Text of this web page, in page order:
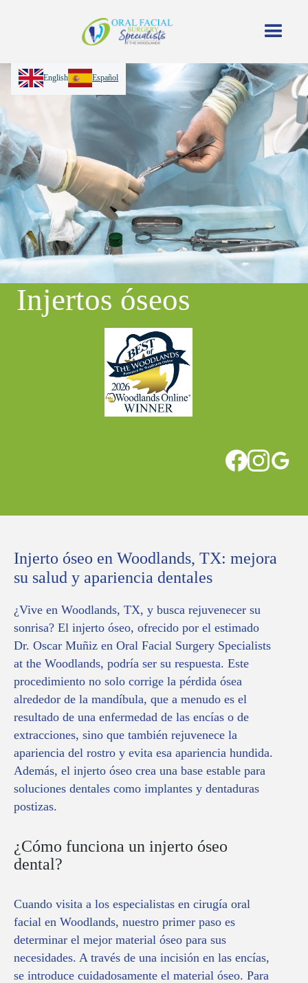
English Español
Injertos óseos
Injerto óseo en Woodlands, TX: mejora
su salud y apariencia dentales
¿Vive en Woodlands, TX, y busca rejuvenecer su
sonrisa? El injerto óseo, ofrecido por el estimado
Dr. Oscar Muñiz en Oral Facial Surgery Specialists
at the Woodlands, podría ser su respuesta. Este
procedimiento no solo corrige la pérdida ósea
alrededor de la mandíbula, que a menudo es el
resultado de una enfermedad de las encías o de
extracciones, sino que también rejuvenece la
apariencia del rostro y evita esa apariencia hundida.
Además, el injerto óseo crea una base estable para
soluciones dentales como implantes y dentaduras
postizas.
¿Cómo funciona un injerto óseo
dental?
Cuando visita a los especialistas en cirugía oral
facial en Woodlands, nuestro primer paso es
determinar el mejor material óseo para sus
necesidades. A través de una incisión en las encías,
se introduce cuidadosamente el material óseo. Para